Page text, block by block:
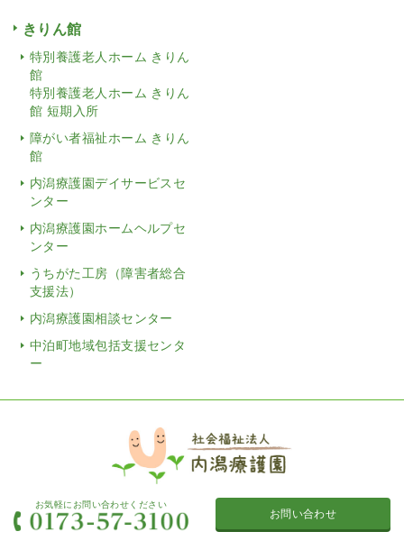
きりん館
特別養護老人ホーム きりん
館
特別養護老人ホーム きりん
館 短期入所
障がい者福祉ホーム きりん
館
内潟療護園デイサービスセ
ンター
内潟療護園ホームヘルプセ
ンター
うちがた工房（障害者総合
支援法）
内潟療護園相談センター
中泊町地域包括支援センタ
ー
お気軽にお問い合わせください
お問い合わせ